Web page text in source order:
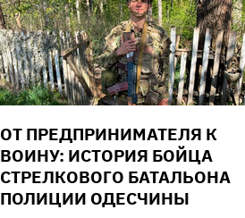
ОТ ПРЕДПРИНИМАТЕЛЯ К
ВОИНУ: ИСТОРИЯ БОЙЦА
СТРЕЛКОВОГО БАТАЛЬОНА
ПОЛИЦИИ ОДЕСЧИНЫ